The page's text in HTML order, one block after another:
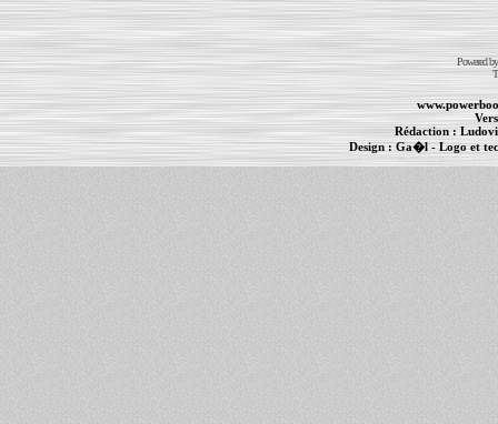
Powered
Rédaction :
Design :Ga�l- Logo et
Informations :